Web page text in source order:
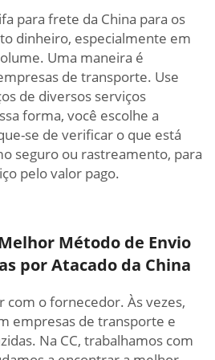
para frete da China para os
dinheiro, especialmente em
Uma maneira é
de transporte. Use
de diversos serviços
forma, você escolhe a
se de verificar o que está
seguro ou rastreamento, para
pelo valor pago.
Método de Envio
por Atacado da China
com o fornecedor. Às vezes,
empresas de transporte e
Na CC, trabalhamos com